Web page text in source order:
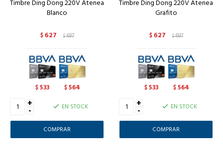
Timbre Ding Dong 220V Atenea
Blanco
$627 $697
$533 $564
+
- EN STOCK
Timbre Ding Dong 220V Atenea
Grafito
$627 $697
$533 $564
+
- EN STOCK